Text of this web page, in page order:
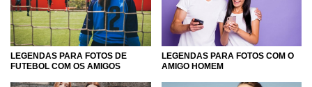
então, compartilhar essa linda homenagem com eles tanto
pelo próprio Whatsapp, quanto por Facebook ou
Instagram. Agora é com você! Inspire-se com a gente e
compartilhe o seu amor por seus amigos.
LEGENDAS PARA FOTOS DE
FUTEBOL COM OS AMIGOS
LEGENDAS PARA FOTOS COM O
AMIGO HOMEM